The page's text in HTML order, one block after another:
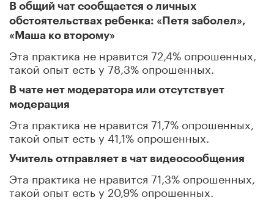
В общий чат сообщается о личных
обстоятельствах ребенка: «Петя заболел»,
«Маша ко второму»
Эта практика не нравится 72,4% опрошенных,
такой опыт есть у 78,3% опрошенных.
В чате нет модератора или отсутствует
модерация
Эта практика не нравится 71,7% опрошенных,
такой опыт есть у 41,1% опрошенных.
Учитель отправляет в чат видеосообщения
Эта практика не нравится 71,3% опрошенных,
такой опыт есть у 20,9% опрошенных.